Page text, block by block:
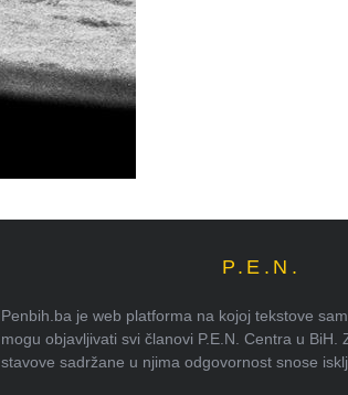
P.E.N.
Penbih.ba je web platforma na kojoj tekstove
mogu objavljivati svi članovi P.E.N. Centra u BiH.
stavove sadržane u njima odgovornost snose